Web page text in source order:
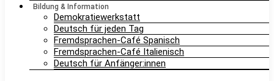
Bildung & Information
Demokratiewerkstatt
Deutsch für jeden Tag
Fremdsprachen-Café Spanisch
Fremdsprachen-Café Italienisch
Deutsch für Anfänger:innen